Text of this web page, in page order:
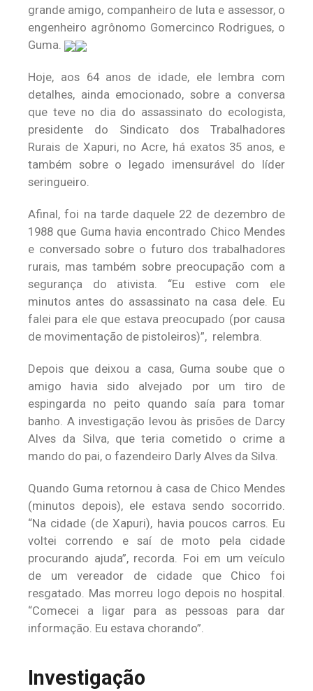
grande amigo, companheiro de luta e assessor, o
engenheiro agrônomo Gomercinco Rodrigues, o
Guma.
Hoje, aos 64 anos de idade, ele lembra com
detalhes, ainda emocionado, sobre a conversa
que teve no dia do assassinato do ecologista,
presidente do Sindicato dos Trabalhadores
Rurais de Xapuri, no Acre, há exatos 35 anos, e
também sobre o legado imensurável do líder
seringueiro.
Afinal, foi na tarde daquele 22 de dezembro de
1988 que Guma havia encontrado Chico Mendes
e conversado sobre o futuro dos trabalhadores
rurais, mas também sobre preocupação com a
segurança do ativista. “Eu estive com ele
minutos antes do assassinato na casa dele. Eu
falei para ele que estava preocupado (por causa
de movimentação de pistoleiros)”, relembra.
Depois que deixou a casa, Guma soube que o
amigo havia sido alvejado por um tiro de
espingarda no peito quando saía para tomar
banho. A investigação levou às prisões de Darcy
Alves da Silva, que teria cometido o crime a
mando do pai, o fazendeiro Darly Alves da Silva.
Quando Guma retornou à casa de Chico Mendes
(minutos depois), ele estava sendo socorrido.
“Na cidade (de Xapuri), havia poucos carros. Eu
voltei correndo e saí de moto pela cidade
procurando ajuda”, recorda. Foi em um veículo
de um vereador de cidade que Chico foi
resgatado. Mas morreu logo depois no hospital.
“Comecei a ligar para as pessoas para dar
informação. Eu estava chorando”.
Investigação